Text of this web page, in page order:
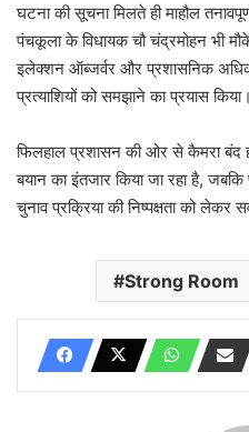
घटना की सूचना मिलते ही माहौल
पंचकूला के विधायक चौ चंद्रमोहन भी
इलेक्शन ऑब्जर्वर और प्रशासनिक
प्रत्याशियों को समझाने का प्रयास किया।
फिलहाल प्रशासन की ओर से कैमरा बंद
बयान का इंतजार किया जा रहा है, जबकि
चुनाव प्रक्रिया की निष्पक्षता को लेकर
Strong Room